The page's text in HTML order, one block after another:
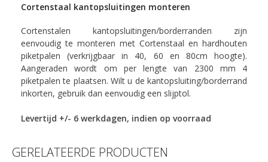
Cortenstaal kantopsluitingen monteren
Cortenstalen kantopsluitingen/borderranden zijn
eenvoudig te monteren met Cortenstaal en hardhouten
piketpalen (verkrijgbaar in 40, 60 en 80cm hoogte).
Aangeraden wordt om per lengte van 2300 mm 4
piketpalen te plaatsen. Wilt u de kantopsluiting/borderrand
inkorten, gebruik dan eenvoudig een slijptol.
Levertijd +/- 6 werkdagen, indien op voorraad
GERELATEERDE PRODUCTEN